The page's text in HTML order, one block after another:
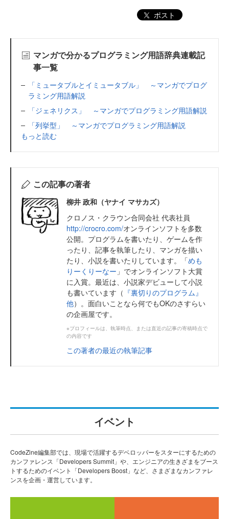
ポスト
マンガで分かるプログラミング用語辞典連載記
事一覧
「ミュータブルとイミュータブル」 ～マンガでプログ
ラミング用語解説
「ジェネリクス」 ～マンガでプログラミング用語解説
「列挙型」 ～マンガでプログラミング用語解説
もっと読む
この記事の著者
柳井 政和（ヤナイ マサカズ）
クロノス・クラウン合同会社 代表社員
http://crocro.com/オンラインソフトを多数
公開。プログラムを書いたり、ゲームを作
ったり、記事を執筆したり、マンガを描い
たり、小説を書いたりしています。「めも
りーくりーなー 」でオンラインソフト大賞
に入賞。最近は、小説家デビューして小説
も書いています（ 『裏切りのプログラム』
他）。面白いことなら何でもOKのさすらい
の企画屋です。
※プロフィールは、執筆時点、または直近の記事の寄稿時点で
の内容です
この著者の最近の執筆記事
イベント
CodeZine編集部では、現場で活躍するデベロッパーをスターにするための
カンファレンス「Developers Summit」や、エンジニアの生きざまをブース
トするためのイベント「Developers Boost」など、さまざまなカンファレ
ンスを企画・運営しています。